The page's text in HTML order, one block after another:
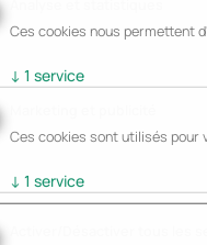
Ces cookies nous permettent
↓ 1 service
Ces cookies sont utilisés pour
↓ 1 service
StorLyoEnescoCerda
Accessoires PC